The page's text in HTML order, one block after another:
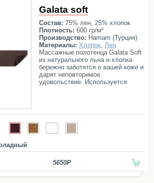
Маски для сна
Пододеяльники
Подушки
Одеяла
Наматрасники
Для детей
Детские полотенца
Детские халаты
Детские пледы
Galata soft
Состав: 75% лен, 25% хлопок
Плотность: 600 гр/м²
Производство: Hamam (Турция)
Материалы: Хлопок, Лен
Массажные полотенца Galata Soft
из натурального льна и хлопка
бережно заботятся о вашей коже и
дарят неповторимое
удовольствие. Используется
5650